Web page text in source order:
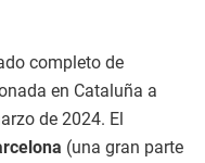
completo de
en Cataluña a
de 2024. El
(una gran parte